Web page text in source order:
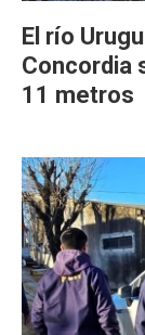
El río
Concordia
11 metros